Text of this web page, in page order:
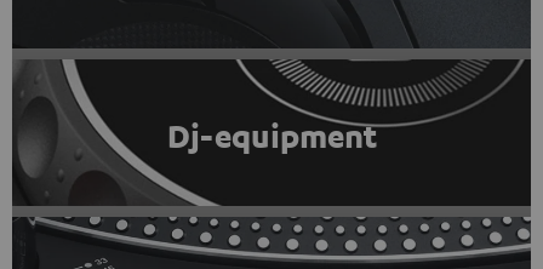
Dj-equipment